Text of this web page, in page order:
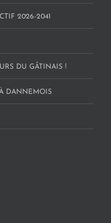
2026-2041
DU GÂTINAIS !
DANNEMOIS